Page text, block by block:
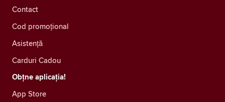
Contact
Cod promoțional
Asistență
Carduri Cadou
Obțne aplicația!
App Store